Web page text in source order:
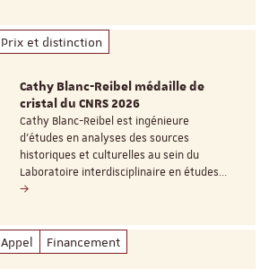
Prix et distinction
Cathy Blanc-Reibel médaille de
cristal du CNRS 2026
Cathy Blanc-Reibel est ingénieure
d’études en analyses des sources
historiques et culturelles au sein du
Laboratoire interdisciplinaire en études…
Appel Financement